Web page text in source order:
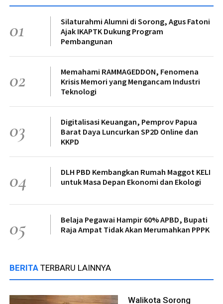
01
Silaturahmi Alumni di Sorong, Agus Fatoni
Ajak IKAPTK Dukung Program
Pembangunan
02
Memahami RAMMAGEDDON, Fenomena
Krisis Memori yang Mengancam Industri
Teknologi
03
Digitalisasi Keuangan, Pemprov Papua
Barat Daya Luncurkan SP2D Online dan
KKPD
04
DLH PBD Kembangkan Rumah Maggot KELI
untuk Masa Depan Ekonomi dan Ekologi
05
Belaja Pegawai Hampir 60% APBD, Bupati
Raja Ampat Tidak Akan Merumahkan PPPK
BERITA TERBARU LAINNYA
Walikota Sorong